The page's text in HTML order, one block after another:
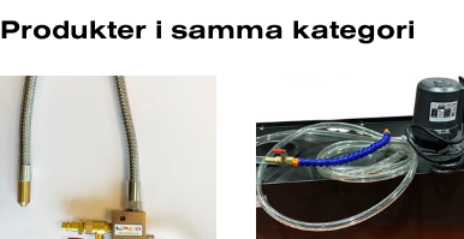
Produkter i samma kategori